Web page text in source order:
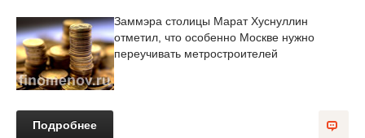
Заммэра столицы Марат Хуснуллин
отметил, что особенно Москве нужно
переучивать метростроителей
Подробнее